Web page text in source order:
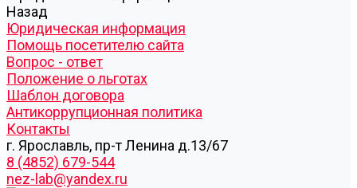
Назад
Юридическая информация
Помощь посетителю сайта
Вопрос - ответ
Положение о льготах
Шаблон договора
Антикоррупционная политика
Контакты
г. Ярославль, пр-т Ленина д.13/67
8 (4852) 679-544
nez-lab@yandex.ru